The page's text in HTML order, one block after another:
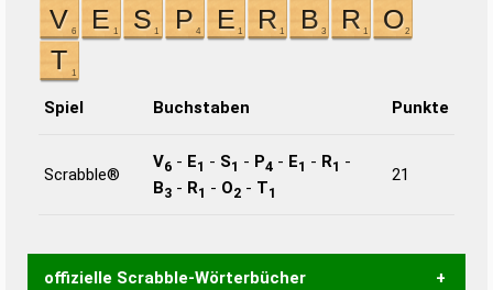
Spiel Buchstaben Punkte
Scrabble®
V6 - E1 - S1 - P4 - E1 - R1 -
B3 - R1 - O2 - T1
21
offizielle Scrabble-Wörterbücher